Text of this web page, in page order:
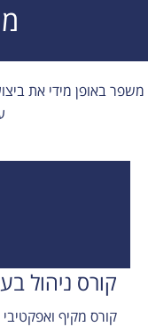
משפר באופן מידי את
קורס ניהול
קורס מקיף